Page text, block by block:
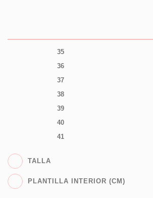
35
36
37
38
39
40
41
TALLA
PLANTILLA INTERIOR (CM)